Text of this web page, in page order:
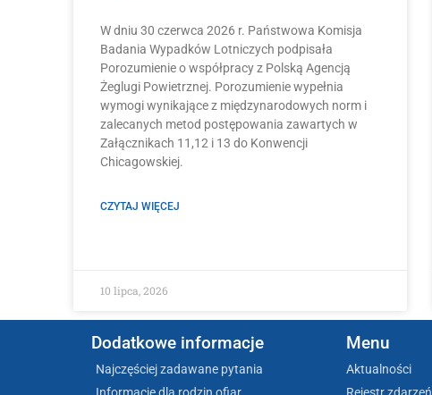
W dniu 30 czerwca 2026 r. Państwowa Komisja
Badania Wypadków Lotniczych podpisała
Porozumienie o współpracy z Polską Agencją
Żeglugi Powietrznej. Porozumienie wypełnia
wymogi wynikające z międzynarodowych norm i
zalecanych metod postępowania zawartych w
Załącznikach 11,12 i 13 do Konwencji
Chicagowskiej.
CZYTAJ WIĘCEJ
10 lipca, 2026
Dodatkowe informacje
Najczęściej zadawane pytania
Menu
Aktualności